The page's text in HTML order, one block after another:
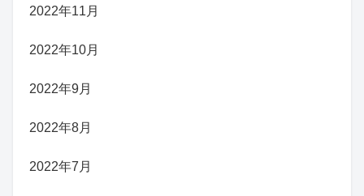
2022年11月
2022年10月
2022年9月
2022年8月
2022年7月